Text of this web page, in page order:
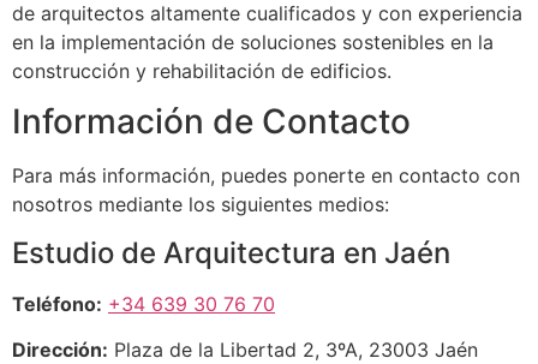
de arquitectos altamente cualificados y con experiencia
en la implementación de soluciones sostenibles en la
construcción y rehabilitación de edificios.
Información de Contacto
Para más información, puedes ponerte en contacto con
nosotros mediante los siguientes medios:
Estudio de Arquitectura en Jaén
Teléfono: +34 639 30 76 70
Dirección: Plaza de la Libertad 2, 3ºA, 23003 Jaén